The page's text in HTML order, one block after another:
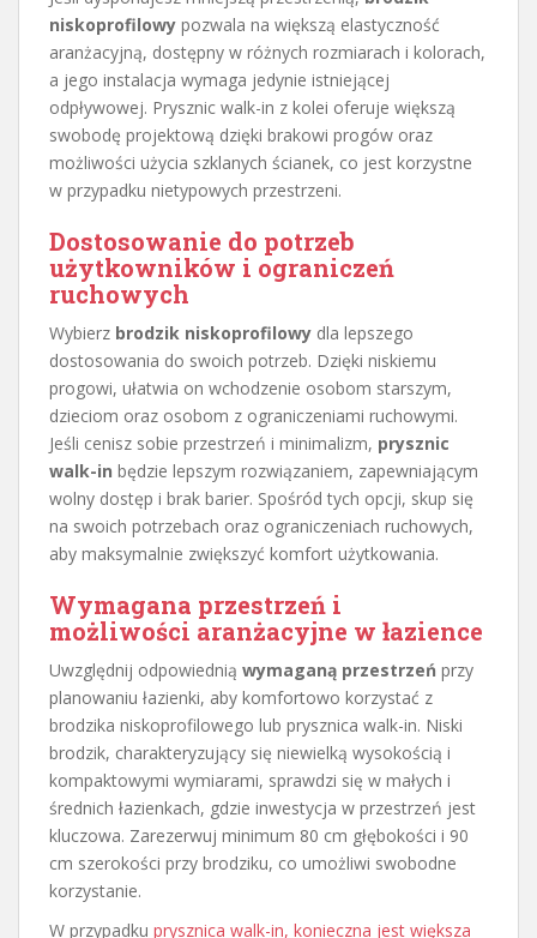
niskoprofilowy pozwala na większą elastyczność
aranżacyjną, dostępny w różnych rozmiarach i kolorach,
a jego instalacja wymaga jedynie istniejącej
odpływowej. Prysznic walk-in z kolei oferuje większą
swobodę projektową dzięki brakowi progów oraz
możliwości użycia szklanych ścianek, co jest korzystne
w przypadku nietypowych przestrzeni.
Dostosowanie do potrzeb
użytkowników i ograniczeń
ruchowych
Wybierz brodzik niskoprofilowy dla lepszego
dostosowania do swoich potrzeb. Dzięki niskiemu
progowi, ułatwia on wchodzenie osobom starszym,
dzieciom oraz osobom z ograniczeniami ruchowymi.
Jeśli cenisz sobie przestrzeń i minimalizm, prysznic
walk-in będzie lepszym rozwiązaniem, zapewniającym
wolny dostęp i brak barier. Spośród tych opcji, skup się
na swoich potrzebach oraz ograniczeniach ruchowych,
aby maksymalnie zwiększyć komfort użytkowania.
Wymagana przestrzeń i
możliwości aranżacyjne w łazience
Uwzględnij odpowiednią wymaganą przestrzeń przy
planowaniu łazienki, aby komfortowo korzystać z
brodzika niskoprofilowego lub prysznica walk-in. Niski
brodzik, charakteryzujący się niewielką wysokością i
kompaktowymi wymiarami, sprawdzi się w małych i
średnich łazienkach, gdzie inwestycja w przestrzeń jest
kluczowa. Zarezerwuj minimum 80 cm głębokości i 90
cm szerokości przy brodziku, co umożliwi swobodne
korzystanie.
W przypadku prysznica walk-in, konieczna jest większa